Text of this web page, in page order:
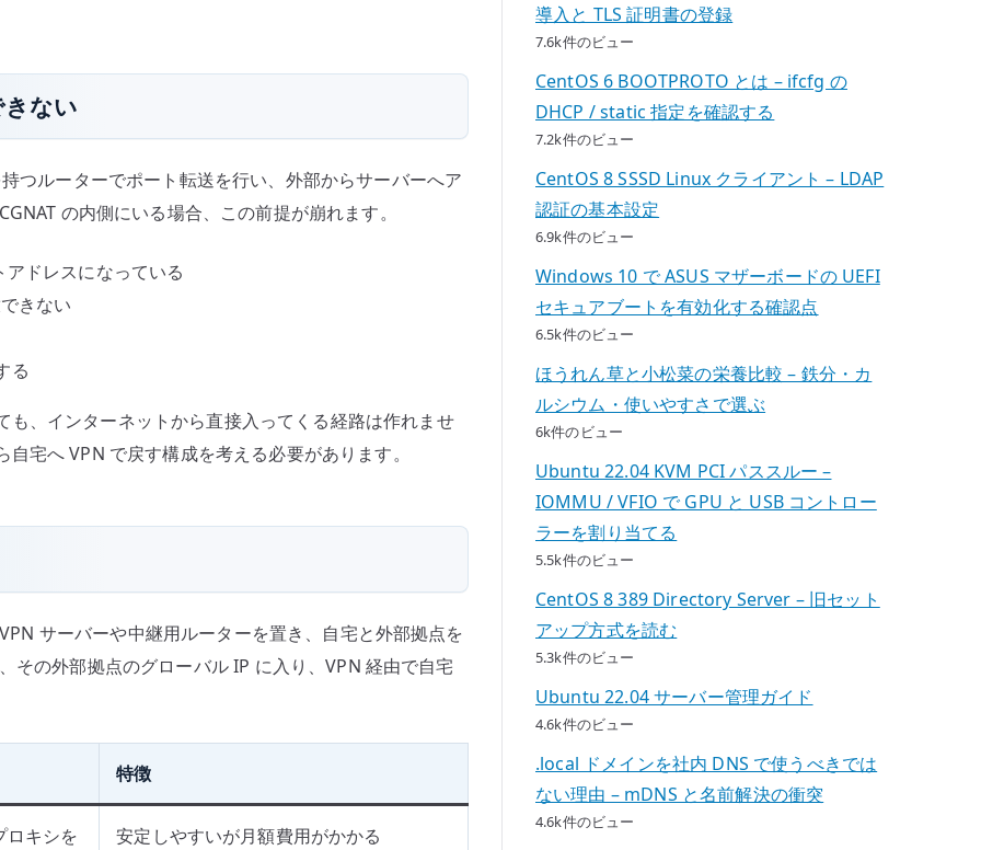
管
路
整
の
きない
つルーターでポート転送を行い、外部からサーバーへア
の内側にいる場合、この前提が崩れます。
ドレスになっている
きない
る
、インターネットから直接入ってくる経路は作れませ
宅へ VPN で戻す構成を考える必要があります。
サーバーや中継用ルーターを置き、自宅と外部拠点を
その外部拠点のグローバル IP に入り、VPN 経由で自宅
特徴
ロキシを 安定しやすいが月額費用がかかる
導入と TLS 証明書の登録
7.6k件のビュー
CentOS 6 BOOTPROTO とは – ifcfg の
DHCP / static 指定を確認する
7.2k件のビュー
CentOS 8 SSSD Linux クライアント – LDAP
認証の基本設定
6.9k件のビュー
Windows 10 で ASUS マザーボードの UEFI
セキュアブートを有効化する確認点
6.5k件のビュー
ほうれん草と小松菜の栄養比較 – 鉄分・カ
ルシウム・使いやすさで選ぶ
6k件のビュー
Ubuntu 22.04 KVM PCI パススルー –
IOMMU / VFIO で GPU と USB コントロー
ラーを割り当てる
5.5k件のビュー
CentOS 8 389 Directory Server – 旧セット
アップ方式を読む
5.3k件のビュー
Ubuntu 22.04 サーバー管理ガイド
4.6k件のビュー
.local ドメインを社内 DNS で使うべきでは
ない理由 – mDNS と名前解決の衝突
4.6k件のビュー